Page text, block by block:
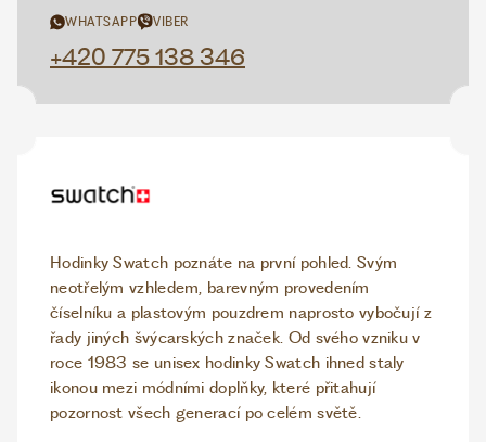
WHATSAPP VIBER
+420 775 138 346
Hodinky Swatch poznáte na první pohled. Svým
neotřelým vzhledem, barevným provedením
číselníku a plastovým pouzdrem naprosto vybočují z
řady jiných švýcarských značek. Od svého vzniku v
roce 1983 se unisex hodinky Swatch ihned staly
ikonou mezi módními doplňky, které přitahují
pozornost všech generací po celém světě.